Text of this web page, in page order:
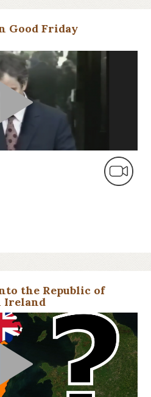
Good Friday
the Republic of
Ireland